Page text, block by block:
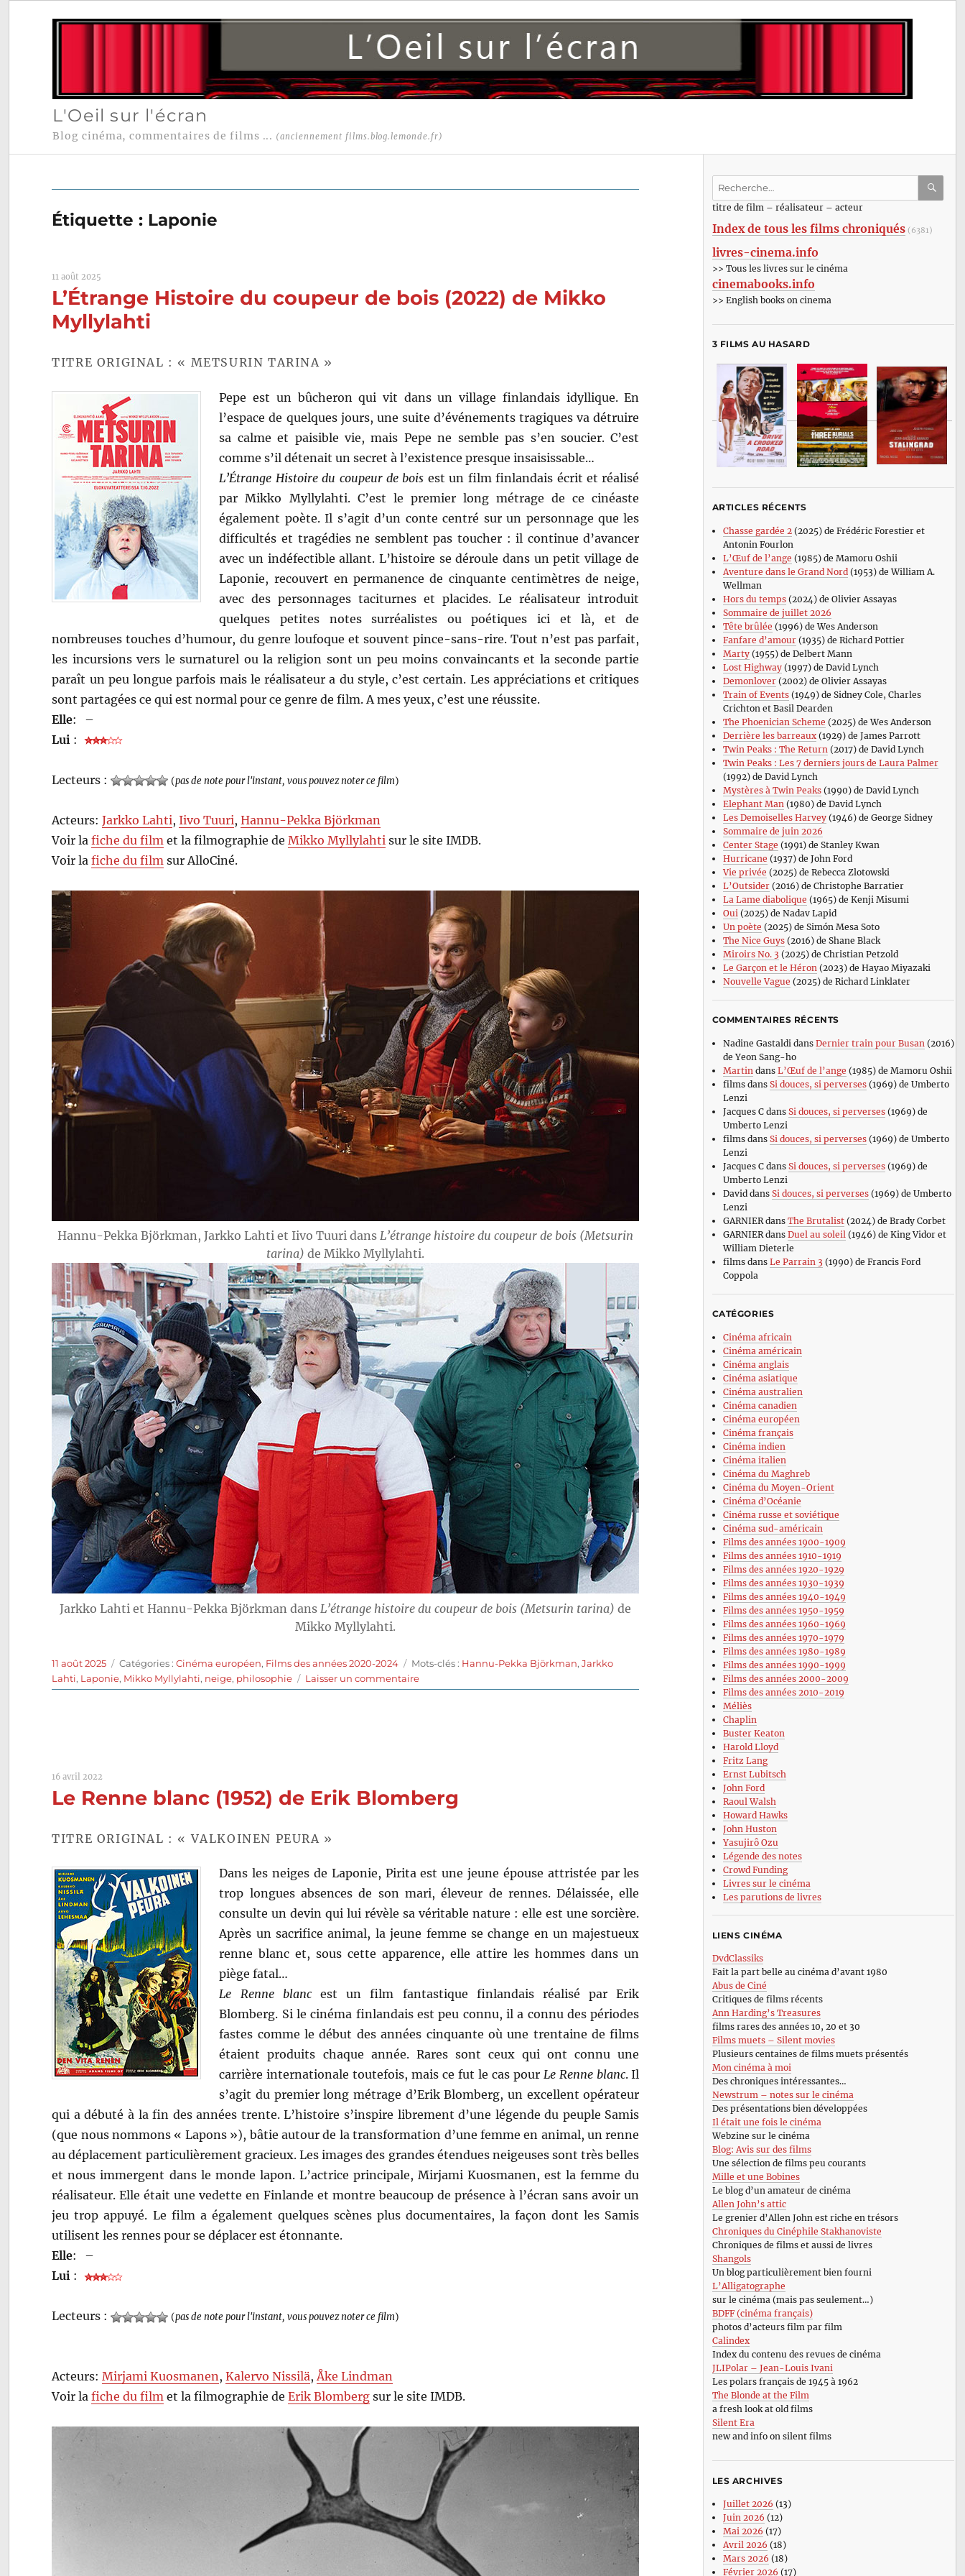
L'Oeil sur l'écran
Blog cinéma, commentaires de films ... (anciennement films.blog.lemonde.fr)
Étiquette : Laponie
11 août 2025
L’Étrange Histoire du coupeur de bois (2022) de Mikko
Myllylahti
TITRE ORIGINAL : « METSURIN TARINA »
Pepe est un bûcheron qui vit dans un village finlandais idyllique. En
l’espace de quelques jours, une suite d’événements tragiques va détruire
sa calme et paisible vie, mais Pepe ne semble pas s’en soucier. C’est
comme s’il détenait un secret à l’existence presque insaisissable…
L’Étrange Histoire du coupeur de bois est un film finlandais écrit et réalisé
par Mikko Myllylahti. C’est le premier long métrage de ce cinéaste
également poète. Il s’agit d’un conte centré sur un personnage que les
difficultés et tragédies ne semblent pas toucher : il continue d’avancer
avec un indéfectible allant. L’histoire se déroule dans un petit village de
Laponie, recouvert en permanence de cinquante centimètres de neige,
avec des personnages taciturnes et placides. Le réalisateur introduit
quelques petites notes surréalistes ou poétiques ici et là, et de
nombreuses touches d’humour, du genre loufoque et souvent pince-sans-rire. Tout n’est pas parfait,
les incursions vers le surnaturel ou la religion sont un peu moins convaincants et la seconde partie
paraît un peu longue parfois mais le réalisateur a du style, c’est certain. Les appréciations et critiques
sont partagées ce qui est normal pour ce genre de film. A mes yeux, c’est une réussite.
Elle:
–
Lui :
Lecteurs : (pas de note pour l'instant, vous pouvez noter ce film)
Acteurs:Jarkko Lahti,Iivo Tuuri,Hannu-Pekka Björkman
Voir lafiche du film et la filmographie deMikko Myllylahti sur le site IMDB.
Voir lafiche du film sur AlloCiné.
Hannu-Pekka Björkman, Jarkko Lahti et Iivo Tuuri dansL’étrange histoire du coupeur de bois (Metsurin
tarina) de Mikko Myllylahti.
Jarkko Lahti et Hannu-Pekka Björkman dans L’étrange histoire du coupeur de bois (Metsurin tarina) de
Mikko Myllylahti.
Publié
le
11 août 2025 Catégories
Catégories :Cinéma européen, Films des années 2020-2024 Étiquettes
Mots-clés : Hannu-Pekka Björkman,Jarkko
Lahti, Laponie, Mikko Myllylahti, neige, philosophie Laisser un commentairesur
L’Étrange
de
16 avril 2022
Le Renne blanc (1952) de Erik Blomberg
TITRE ORIGINAL : « VALKOINEN PEURA »
Dans les neiges de Laponie, Pirita est une jeune épouse attristée par les
trop longues absences de son mari, éleveur de rennes. Délaissée, elle
consulte un devin qui lui révèle sa véritable nature : elle est une sorcière.
Après un sacrifice animal, la jeune femme se change en un majestueux
renne blanc et, sous cette apparence, elle attire les hommes dans un
piège fatal…
Le Renne blancest un film fantastique finlandais réalisé par Erik
Blomberg. Si le cinéma finlandais est peu connu, il a connu des périodes
fastes comme le début des années cinquante où une trentaine de films
étaient produits chaque année. Rares sont ceux qui ont connu une
carrière internationale toutefois, mais ce fut le cas pour Le Renne blanc. Il
s’agit du premier long métrage d’Erik Blomberg, un excellent opérateur
qui a débuté à la fin des années trente. L’histoire s’inspire librement d’une légende du peuple Samis
(que nous nommons « Lapons »), bâtie autour de la transformation d’une femme en animal, un renne
au déplacement particulièrement gracieux. Les images des grandes étendues neigeuses sont très belles
et nous immergent dans le monde lapon. L’actrice principale, Mirjami Kuosmanen, est la femme du
réalisateur. Elle était une vedette en Finlande et montre beaucoup de présence à l’écran sans avoir un
jeu trop appuyé. Le film a également quelques scènes plus documentaires, la façon dont les Samis
utilisent les rennes pour se déplacer est étonnante.
Elle:
–
Lui :
Lecteurs : (pas de note pour l'instant, vous pouvez noter ce film)
Acteurs:Mirjami Kuosmanen,Kalervo Nissilä,Åke Lindman
Voir lafiche du film et la filmographie deErik Blomberg sur le site IMDB.
Recherche
:titre de film – réalisateur – acteur
Index de tous les films chroniqués (6381)
livres-cinema.info
>> Tous les livres sur le cinéma
cinemabooks.info
>> English books on cinema
3 FILMS AU HASARD
ARTICLES RÉCENTS
Chasse gardée 2(2025) de Frédéric Forestier et
Antonin Fourlon
L’Œuf de l’ange (1985) de Mamoru Oshii
Aventure dans le Grand Nord(1953) de William A.
Wellman
Hors du temps(2024) de Olivier Assayas
Sommaire de juillet 2026
Tête brûlée (1996) de Wes Anderson
Fanfare d’amour(1935) de Richard Pottier
Marty(1955) de Delbert Mann
Lost Highway(1997) de David Lynch
Demonlover(2002) de Olivier Assayas
Train of Events(1949) de Sidney Cole, Charles
Crichton et Basil Dearden
The Phoenician Scheme (2025) de Wes Anderson
Derrière les barreaux(1929) de James Parrott
Twin Peaks : The Return(2017) de David Lynch
Twin Peaks : Les 7 derniers jours de Laura Palmer
(1992) de David Lynch
Mystères à Twin Peaks(1990) de David Lynch
Elephant Man(1980) de David Lynch
Les Demoiselles Harvey(1946) de George Sidney
Sommaire de juin 2026
Center Stage (1991) de Stanley Kwan
Hurricane (1937) de John Ford
Vie privée (2025) de Rebecca Zlotowski
L’Outsider(2016) de Christophe Barratier
La Lame diabolique (1965) de Kenji Misumi
Oui(2025) de Nadav Lapid
Un poète (2025) de Simón Mesa Soto
The Nice Guys(2016) de Shane Black
Miroirs No. 3 (2025) de Christian Petzold
Le Garçon et le Héron(2023) de Hayao Miyazaki
Nouvelle Vague (2025) de Richard Linklater
COMMENTAIRES RÉCENTS
Nadine Gastaldi dans Dernier train pour Busan (2016)
de Yeon Sang-ho
Martin dans L’Œuf de l’ange (1985) de Mamoru Oshii
filmsdans Si douces, si perverses(1969) de Umberto
Lenzi
Jacques Cdans Si douces, si perverses(1969) de
Umberto Lenzi
filmsdans Si douces, si perverses(1969) de Umberto
Lenzi
Jacques Cdans Si douces, si perverses(1969) de
Umberto Lenzi
David dans Si douces, si perverses(1969) de Umberto
Lenzi
GARNIERdans The Brutalist(2024) de Brady Corbet
GARNIERdans Duel au soleil (1946) de King Vidor et
William Dieterle
filmsdans Le Parrain 3 (1990) de Francis Ford
Coppola
CATÉGORIES
Cinéma africain
Cinéma américain
Cinéma anglais
Cinéma asiatique
Cinéma australien
Cinéma canadien
Cinéma européen
Cinéma français
Cinéma indien
Cinéma italien
Cinéma du Maghreb
Cinéma du Moyen-Orient
Cinéma d’Océanie
Cinéma russe et soviétique
Cinéma sud-américain
Films des années 1900-1909
Films des années 1910-1919
Films des années 1920-1929
Films des années 1930-1939
Films des années 1940-1949
Films des années 1950-1959
Films des années 1960-1969
Films des années 1970-1979
Films des années 1980-1989
Films des années 1990-1999
Films des années 2000-2009
Films des années 2010-2019
Méliès
Chaplin
Buster Keaton
Harold Lloyd
Fritz Lang
Ernst Lubitsch
John Ford
Raoul Walsh
Howard Hawks
John Huston
Yasujirô Ozu
Légende des notes
Crowd Funding
Livres sur le cinéma
Les parutions de livres
LIENS CINÉMA
DvdClassiks
Fait la part belle au cinéma d’avant 1980
Abus de Ciné
Critiques de films récents
Ann Harding’s Treasures
films rares des années 10, 20 et 30
Films muets – Silent movies
Plusieurs centaines de films muets présentés
Mon cinéma à moi
Des chroniques intéressantes…
Newstrum – notes sur le cinéma
Des présentations bien développées
Il était une fois le cinéma
Webzine sur le cinéma
Blog: Avis sur des films
Une sélection de films peu courants
Mille et une Bobines
Le blog d’un amateur de cinéma
Allen John’s attic
Le grenier d’Allen John est riche en trésors
Chroniques du Cinéphile Stakhanoviste
Chroniques de films et aussi de livres
Shangols
Un blog particulièrement bien fourni
L’Alligatographe
sur le cinéma (mais pas seulement…)
BDFF (cinéma français)
photos d’acteurs film par film
Calindex
Index du contenu des revues de cinéma
JLIPolar – Jean-Louis Ivani
Les polars français de 1945 à 1962
The Blonde at the Film
a fresh look at old films
Silent Era
new and info on silent films
LES ARCHIVES
Juillet 2026 (13)
Juin 2026 (12)
Mai 2026 (17)
Avril 2026 (18)
Mars 2026 (18)
Février 2026 (17)